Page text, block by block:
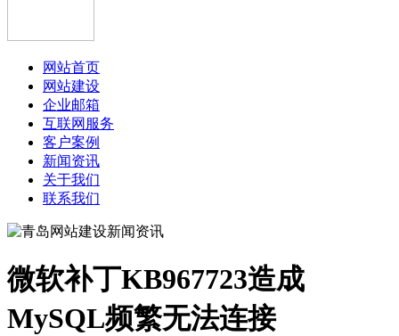
网站首页
网站建设
企业邮箱
互联网服务
客户案例
新闻资讯
关于我们
联系我们
微软补丁KB967723造成
MySQL频繁无法连接